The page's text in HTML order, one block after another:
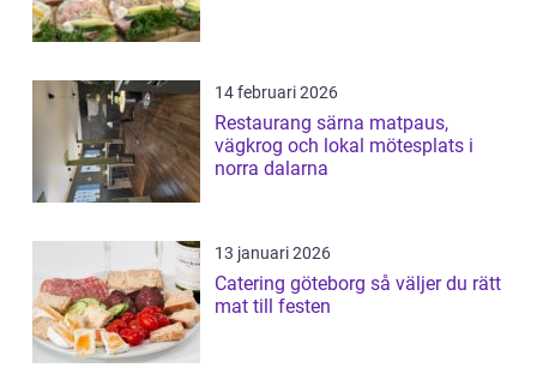
14 februari 2026
Restaurang särna matpaus,
vägkrog och lokal mötesplats i
norra dalarna
13 januari 2026
Catering göteborg så väljer du rätt
mat till festen